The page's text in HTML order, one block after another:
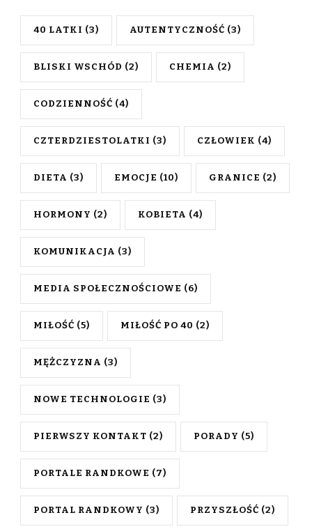
40 LATKI (3) AUTENTYCZNOŚĆ (3)
BLISKI WSCHÓD (2) CHEMIA (2)
CODZIENNOŚĆ (4)
CZTERDZIESTOLATKI (3) CZŁOWIEK (4)
DIETA (3) EMOCJE (10) GRANICE (2)
HORMONY (2) KOBIETA (4)
KOMUNIKACJA (3)
MEDIA SPOŁECZNOŚCIOWE (6)
MIŁOŚĆ (5) MIŁOŚĆ PO 40 (2)
MĘŻCZYZNA (3)
NOWE TECHNOLOGIE (3)
PIERWSZY KONTAKT (2) PORADY (5)
PORTALE RANDKOWE (7)
PORTAL RANDKOWY (3) PRZYSZŁOŚĆ (2)